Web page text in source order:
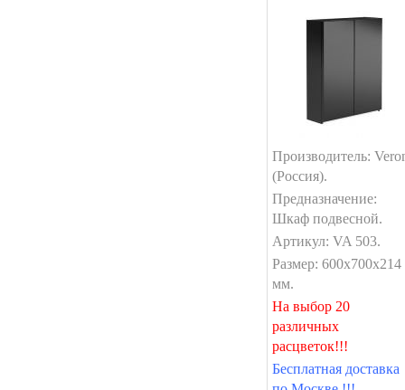
Производитель:
(Россия).
Предназначение:
Шкаф подвесной.
Артикул: VA 503.
Размер: 600x700x214
мм.
На выбор 20
различных
расцветок!!!
Бесплатная доставка